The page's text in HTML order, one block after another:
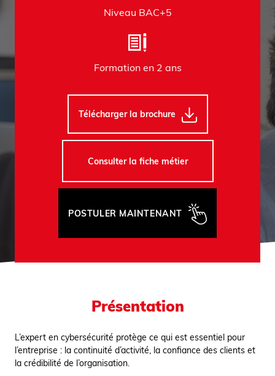
Niveau BAC+5
Formation en 2 ans
Télécharger la brochure
Consulter la fiche métier
POSTULER MAINTENANT
Présentation
L’expert en cybersécurité protège ce qui est essentiel pour
l’entreprise : la continuité d’activité, la confiance des clients et
la crédibilité de l’organisation.